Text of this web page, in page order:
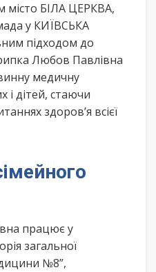
БІЛА ЦЕРКВА,
у КИЇВСЬКА
підходом до
Любов Павлівна
медичну
і дітей, стаючи
здоров’я всієї
працює у
загальної
№8”,